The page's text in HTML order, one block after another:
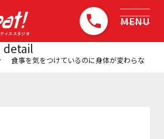
MENU
detail
食事を気をつけているのに身体が変わらな